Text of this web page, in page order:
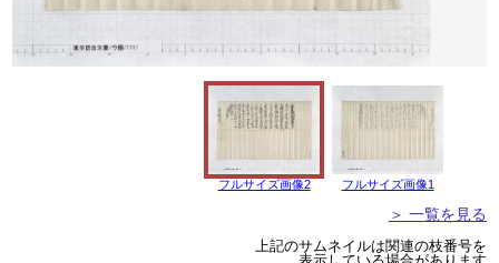
フルサイズ画像2 フルサイズ画像1
＞ 一覧を見る
上記のサムネイルは関連の枝番号を